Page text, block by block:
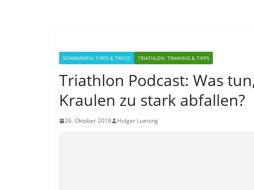
SCHWIMMEN: TIPPS & TRICKS TRIATHLON: TRAINING & TIPPS
Triathlon Podcast: Was
Kraulen zu stark abfallen?
26. Oktober 2018 Holger Luening